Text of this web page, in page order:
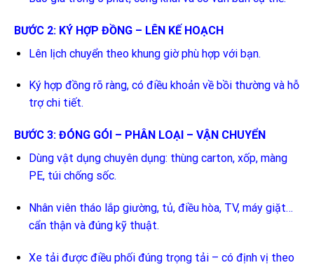
BƯỚC 2: KÝ HỢP ĐỒNG – LÊN KẾ HOẠCH
Lên lịch chuyển theo khung giờ phù hợp với bạn.
Ký hợp đồng rõ ràng, có điều khoản về bồi thường và hỗ
trợ chi tiết.
BƯỚC 3: ĐÓNG GÓI – PHÂN LOẠI – VẬN CHUYỂN
Dùng vật dụng chuyên dụng: thùng carton, xốp, màng
PE, túi chống sốc.
Nhân viên tháo lắp giường, tủ, điều hòa, TV, máy giặt…
cẩn thận và đúng kỹ thuật.
Xe tải được điều phối đúng trọng tải – có định vị theo